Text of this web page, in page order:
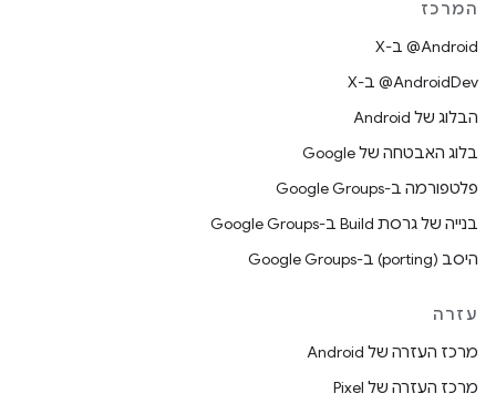
המרכז
‫‎@Android ב-X
‫‎@AndroidDev ב-X
הבלוג של Android
בלוג האבטחה של Google
פלטפורמה ב-Google Groups
בנייה של גרסת Build ב-Google Groups
היסב (porting) ב-Google Groups
עזרה
מרכז העזרה של Android
מרכז העזרה של Pixel